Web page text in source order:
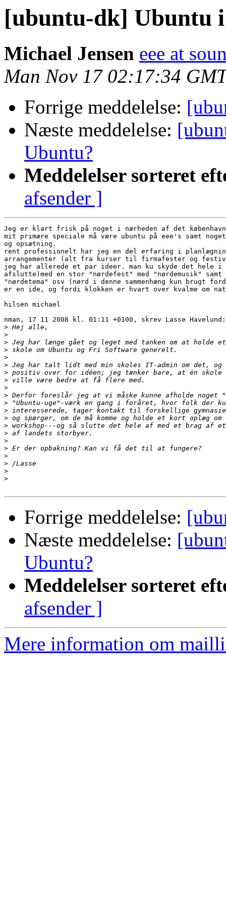
[ubuntu-dk] Ubuntu
Michael Jensen eee at
Man Nov 17 02:17:34
Forrige meddelelse:
Næste meddelelse:
Ubuntu?
Meddelelser sorteret
afsender ]
Jeg er klart frisk på noget i nærheden af det
mit primære speciale må være ubuntu på eee's samt
og opsætning.
rent professionelt har jeg en del erfaring i
arrangementer (alt fra kurser til firmafester og
jeg har allerede et par ideer. man ku skyde det hele i
afslutte)med en stor "nørdefest" med "nørdemusik" samt
"nørdetema" osv (nørd i denne sammenhæng kun brugt
er en ide, og fordi klokken er hvart over kvalme om
hilsen michael
nman, 17 11 2008 kl. 01:11 +0100, skrev Lasse Havelund:
>
>
>
>
>
>
>
>
>
>
>
>
>
>
>
>
>
>
>
>
>
Forrige meddelelse:
Næste meddelelse:
Ubuntu?
Meddelelser sorteret
afsender ]
Mere information om